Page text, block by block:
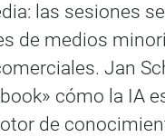
las sesiones
de medios
Jan
cómo la IA
de